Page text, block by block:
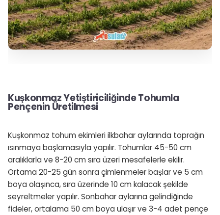
Kuşkonmaz Yetiştiriciliğinde Tohumla
Pençenin Üretilmesi
Kuşkonmaz tohum ekimleri ilkbahar aylarında toprağın
ısınmaya başlamasıyla yapılır. Tohumlar 45-50 cm
aralıklarla ve 8-20 cm sıra üzeri mesafelerle ekilir.
Ortama 20-25 gün sonra çimlenmeler başlar ve 5 cm
boya olaşınca, sıra üzerinde 10 cm kalacak şekilde
seyreltmeler yapılır. Sonbahar aylarına gelindiğinde
fideler, ortalama 50 cm boya ulaşır ve 3-4 adet pençe